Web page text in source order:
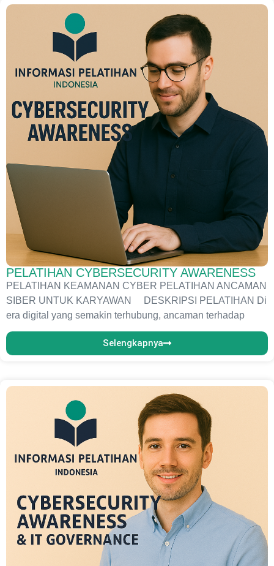
PELATIHAN CYBERSECURITY AWARENESS
PELATIHAN KEAMANAN CYBER PELATIHAN ANCAMAN
SIBER UNTUK KARYAWAN DESKRIPSI PELATIHAN Di
era digital yang semakin terhubung, ancaman terhadap
Selengkapnya